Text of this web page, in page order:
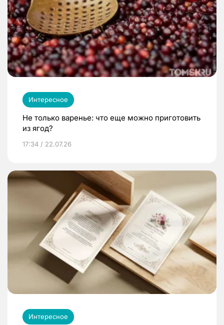
Интересное
Не только варенье: что еще можно приготовить
из ягод?
17:34 / 22.07.26
Интересное